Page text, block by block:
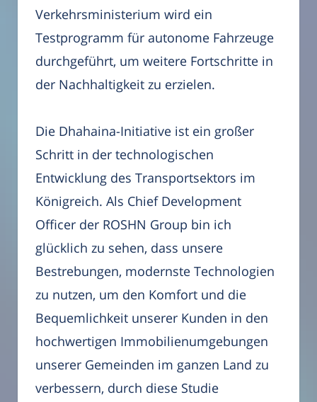
Verkehrsministerium wird ein
Testprogramm für autonome Fahrzeuge
durchgeführt, um weitere Fortschritte in
der Nachhaltigkeit zu erzielen.
Die Dhahaina-Initiative ist ein großer
Schritt in der technologischen
Entwicklung des Transportsektors im
Königreich. Als Chief Development
Officer der ROSHN Group bin ich
glücklich zu sehen, dass unsere
Bestrebungen, modernste Technologien
zu nutzen, um den Komfort und die
Bequemlichkeit unserer Kunden in den
hochwertigen Immobilienumgebungen
unserer Gemeinden im ganzen Land zu
verbessern, durch diese Studie